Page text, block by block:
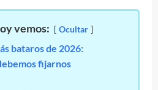
vemos: Ocultar
bataros de 2026:
fijarnos